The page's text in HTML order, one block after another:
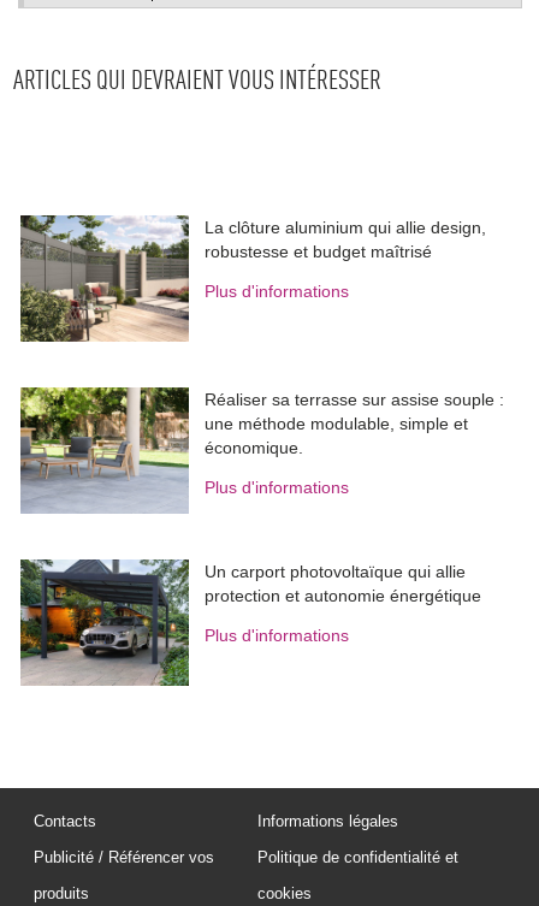
ARTICLES QUI DEVRAIENT VOUS INTÉRESSER
La clôture aluminium qui allie design,
robustesse et budget maîtrisé
Plus d'informations
Réaliser sa terrasse sur assise souple :
une méthode modulable, simple et
économique.
Plus d'informations
Un carport photovoltaïque qui allie
protection et autonomie énergétique
Plus d'informations
Contacts
Publicité / Référencer vos
produits
Informations légales
Politique de confidentialité et
cookies